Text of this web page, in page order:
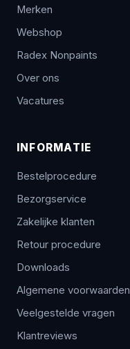
Merken
Webshop
Radex Nonpaints
Over ons
Vacatures
INFORMATIE
Bestelprocedure
Bezorgservice
Zakelijke klanten
Retour procedure
Downloads
Algemene voorwaarden
Veelgestelde vragen
Klantreviews